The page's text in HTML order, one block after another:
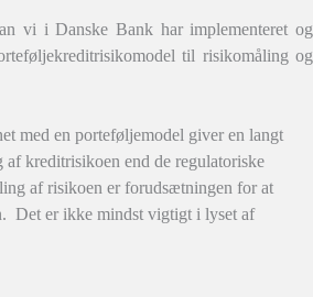
vi i Danske Bank har implementeret og
til risikomåling og
med en porteføljemodel giver en langt
kreditrisikoen end de regulatoriske
af risikoen er forudsætningen for at
Det er ikke mindst vigtigt i lyset af